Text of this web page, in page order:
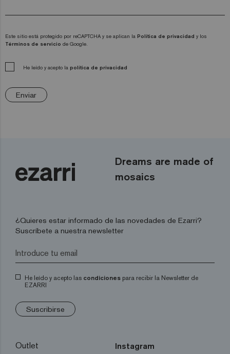
Este sitio está protegido por reCAPTCHA y se aplican la Política de privacidad y los
Términos de servicio de Google.
He leído y acepto la política de privacidad
Enviar
Dreams are made of
mosaics
¿Quieres estar informado de las novedades de Ezarri?
Suscríbete a nuestra newsletter
He leído y acepto las condiciones para recibir la Newsletter de
EZARRI
Suscribirse
Outlet
Instagram